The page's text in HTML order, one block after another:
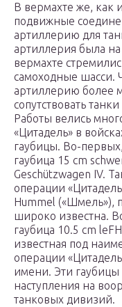
В вермахте же, как
подвижные
артиллерию для
артиллерия была
вермахте
самоходные шасси.
артиллерию более
сопутствовать
Работы велись
«Цитадель» в
гаубицы. Во-
гаубица 15 cm
Geschützwagen IV.
операции
Hummel («Шмель»),
широко известна.
гаубица 10.5 cm
известная под
операции
имени. Эти гаубицы
наступления на
танковых дивизий.